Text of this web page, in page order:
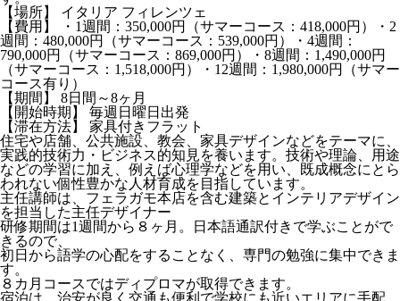
【場所】 イタリア フィレンツェ
【費用】 ・1週間：350,000円（サマーコース：418,000円）・2
週間：480,000円（サマーコース：539,000円）・4週間：
790,000円（サマーコース：869,000円）・8週間：1,490,000円
（サマーコース：1,518,000円）・12週間：1,980,000円（サマー
コース有り）
【期間】 8日間～8ヶ月
【開始時期】 毎週日曜日出発
【滞在方法】 家具付きフラット
住宅や店舗、公共施設、教会、家具デザインなどをテーマに、
実践的技術力・ビジネス的知見を養います。技術や理論、用途
などの学習に加え、例えば心理学などを用い、既成概念にとら
われない個性豊かな人材育成を目指しています。
主任講師は、フェラガモ本店を含む建築とインテリアデザイン
を担当した主任デザイナー
研修期間は1週間から８ヶ月。日本語通訳付きで学ぶことがで
きるので、
初日から語学の心配をすることなく、専門の勉強に集中できま
す。
８カ月コースではディプロマが取得できます。
宿泊は、治安が良く交通も便利で学校にも近いエリアに手配。